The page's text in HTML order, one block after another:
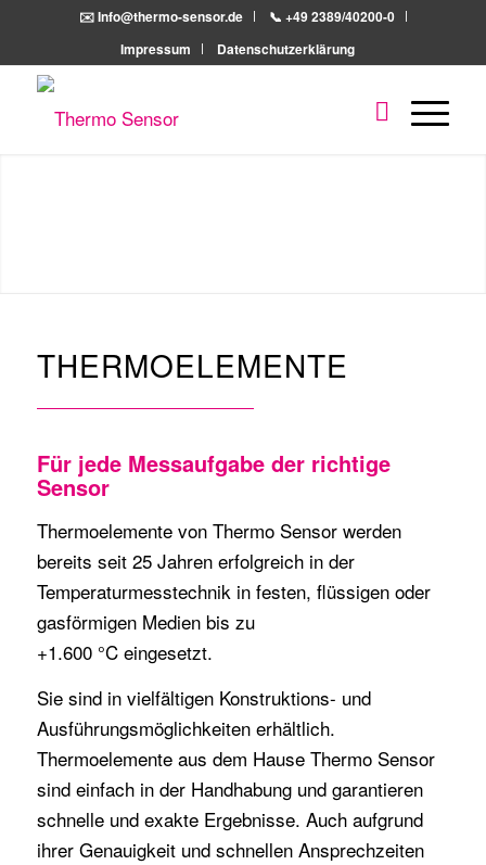
✉️ Info@thermo-sensor.de
📞 +49 2389/40200-0
Impressum
Datenschutzerklärung
THERMOELEMENTE
Für jede Messaufgabe der richtige
Sensor
Thermoelemente von Thermo Sensor werden
bereits seit 25 Jahren erfolgreich in der
Temperaturmesstechnik in festen, flüssigen oder
gasförmigen Medien bis zu
+1.600 °C eingesetzt.
Sie sind in vielfältigen Konstruktions- und
Ausführungsmöglichkeiten erhältlich.
Thermoelemente aus dem Hause Thermo Sensor
sind einfach in der Handhabung und garantieren
schnelle und exakte Ergebnisse. Auch aufgrund
ihrer Genauigkeit und schnellen Ansprechzeiten